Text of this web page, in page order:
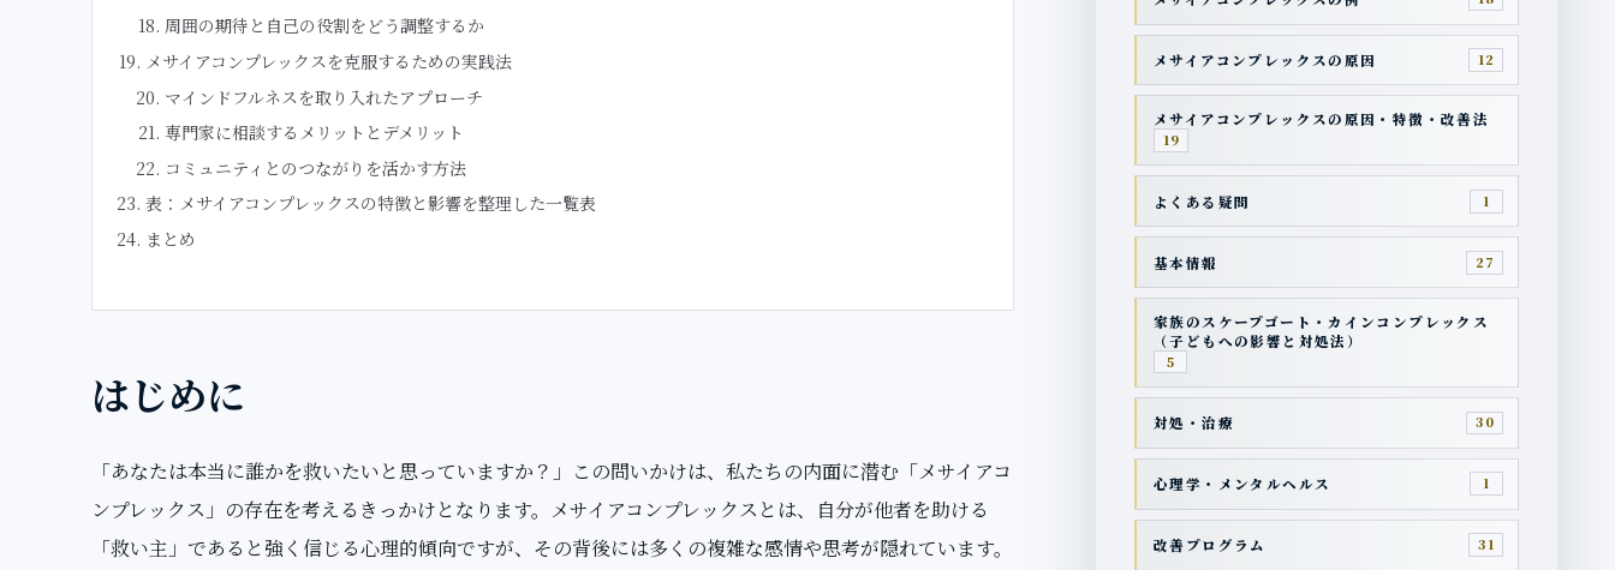
周囲の期待と自己の役割をどう調整するか
メサイアコンプレックスを克服するための実践法
マインドフルネスを取り入れたアプローチ
専門家に相談するメリットとデメリット
コミュニティとのつながりを活かす方法
表：メサイアコンプレックスの特徴と影響を整理した一覧表
まとめ
はじめに
「あなたは本当に誰かを救いたいと思っていますか？」この問いかけは、私たちの内面に潜む「メサイアコ
ンプレックス」の存在を考えるきっかけとなります。メサイアコンプレックスとは、自分が他者を助ける
「救い主」であると強く信じる心理的傾向ですが、その背後には多くの複雑な感情や思考が隠れています。
メサイアコンプレックスの原因 12
メサイアコンプレックスの原因・特徴・改善法
19
よくある疑問 1
基本情報 27
家族のスケープゴート・カインコンプレックス
（子どもへの影響と対処法）
5
対処・治療 30
心理学・メンタルヘルス 1
改善プログラム 31